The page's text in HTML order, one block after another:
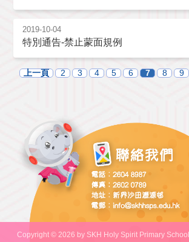
2019-10-04
特別通告-禁止蒙面規例
上一頁 2 3 4 5 6 7 8 9
Copyright © 2026 by SKH Holy Spirit Primary